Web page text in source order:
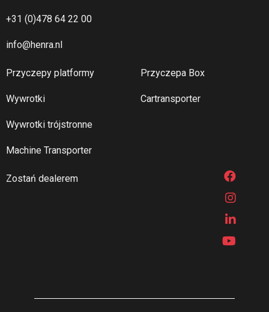
+31 (0)478 64 22 00
info@henra.nl
Przyczepy platformy
Wywrotki
Wywrotki trójstronne
Machine Transporter
Przyczepa Box
Cartransporter
Zostań dealerem